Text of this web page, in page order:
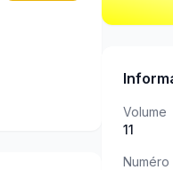
Volume
11
Numéro